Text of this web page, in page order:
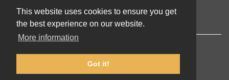
This website uses cookies to ensure you get
the best experience on our website.
More information
Got it!
Hubungi kami
© 2002-2026 lernu.net |Impressum